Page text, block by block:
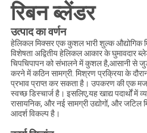
रिबन ब्लेंडर
उत्पाद का वर्णन
हेलिकल मिक्सर एक कुशल भारी शुल्क
विशेषता अद्वितीय हेलिकल आकार के घुमावदार
चिपचिपापन को संभालने में कुशल है,आसानी से
करने में कठिन सामग्री. मिश्रण प्रक्रिया के
प्रभाव प्राप्त कर सकता है। उपकरण की एक
स्वच्छ डिस्चार्ज है। इसलिए,यह खाद्य पदार्थों में
रासायनिक, और नई सामग्री उद्योगों, और जटिल
आदर्श विकल्प है।